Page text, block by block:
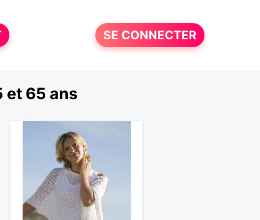
SE CONNECTER
et 65 ans